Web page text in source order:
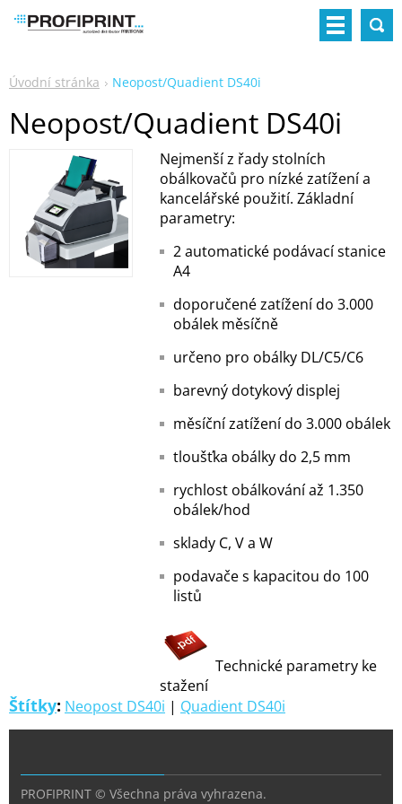
Úvodní stránka Neopost/Quadient DS40i
Neopost/Quadient DS40i
Nejmenší z řady stolních
obálkovačů pro nízké zatížení a
kancelářské použití. Základní
parametry:
2 automatické podávací stanice
A4
doporučené zatížení do 3.000
obálek měsíčně
určeno pro obálky DL/C5/C6
barevný dotykový displej
měsíční zatížení do 3.000 obálek
tloušťka obálky do 2,5 mm
rychlost obálkování až 1.350
obálek/hod
sklady C, V a W
podavače s kapacitou do 100
listů
Technické parametry ke
stažení
Štítky: Neopost DS40i | Quadient DS40i
PROFIPRINT © Všechna práva vyhrazena.